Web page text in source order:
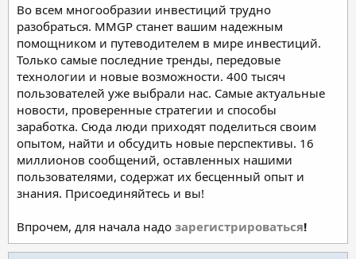
Во всем многообразии инвестиций трудно
разобраться. MMGP станет вашим надежным
помощником и путеводителем в мире инвестиций.
Только самые последние тренды, передовые
технологии и новые возможности. 400 тысяч
пользователей уже выбрали нас. Самые актуальные
новости, проверенные стратегии и способы
заработка. Сюда люди приходят поделиться своим
опытом, найти и обсудить новые перспективы. 16
миллионов сообщений, оставленных нашими
пользователями, содержат их бесценный опыт и
знания. Присоединяйтесь и вы!
Впрочем, для начала надо зарегистрироваться!